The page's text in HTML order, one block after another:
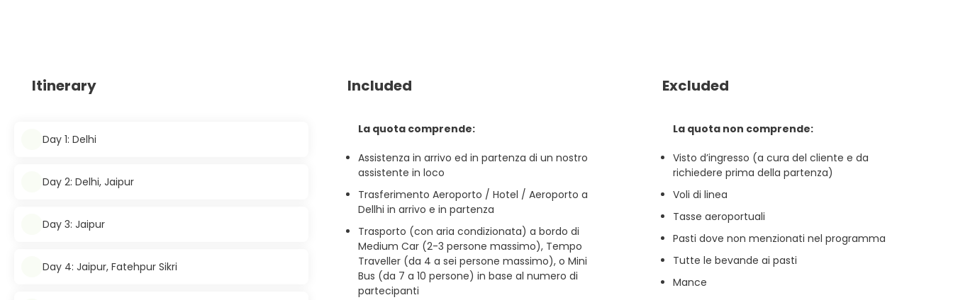
Itinerary
Day 1: Delhi
Day 2: Delhi, Jaipur
Day 3: Jaipur
Day 4: Jaipur, Fatehpur Sikri
Included
La quota comprende:
Assistenza in arrivo ed in partenza di un nostro
assistente in loco
Trasferimento Aeroporto / Hotel / Aeroporto a
Dellhi in arrivo e in partenza
Trasporto (con aria condizionata) a bordo di
Medium Car (2-3 persone massimo), Tempo
Traveller (da 4 a sei persone massimo), o Mini
Bus (da 7 a 10 persone) in base al numero di
partecipanti
Excluded
La quota non comprende:
Visto d’ingresso (a cura del cliente e da
richiedere prima della partenza)
Voli di linea
Tasse aeroportuali
Pasti dove non menzionati nel programma
Tutte le bevande ai pasti
Mance